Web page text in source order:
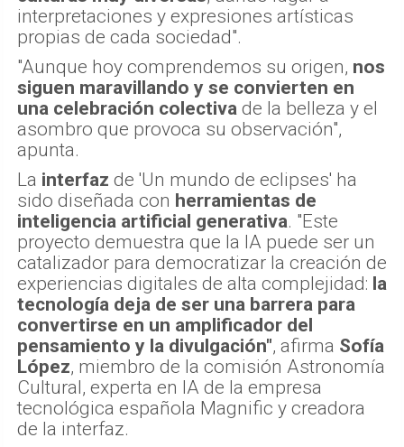
interpretaciones y expresiones artísticas
propias de cada sociedad".
"Aunque hoy comprendemos su origen, nos
siguen maravillando y se convierten en
una celebración colectiva de la belleza y el
asombro que provoca su observación",
apunta.
La interfaz de 'Un mundo de eclipses' ha
sido diseñada con herramientas de
inteligencia artificial generativa. "Este
proyecto demuestra que la IA puede ser un
catalizador para democratizar la creación de
experiencias digitales de alta complejidad: la
tecnología deja de ser una barrera para
convertirse en un amplificador del
pensamiento y la divulgación", afirma Sofía
López, miembro de la comisión Astronomía
Cultural, experta en IA de la empresa
tecnológica española Magnific y creadora
de la interfaz.